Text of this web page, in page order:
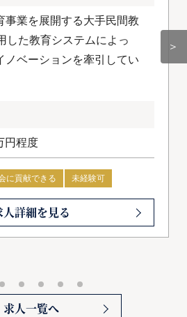
事業を展開する大手民間教
した教育システムによっ
ノベーションを牽引してい
円程度
に貢献できる 未経験可
人詳細を見る
＞
求人一覧へ